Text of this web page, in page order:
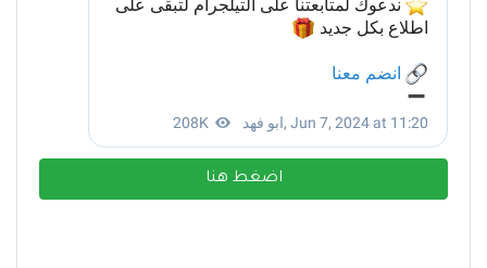
اضغط هنا